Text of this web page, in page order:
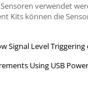
verwendet
Kits können die
Signal Level Triggering
Using USB